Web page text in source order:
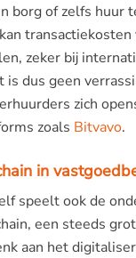
borg of zelfs huur
transactiekosten
zeker bij
is dus geen
zich
zoals Bitvavo.
in
speelt ook de
een steeds
aan het